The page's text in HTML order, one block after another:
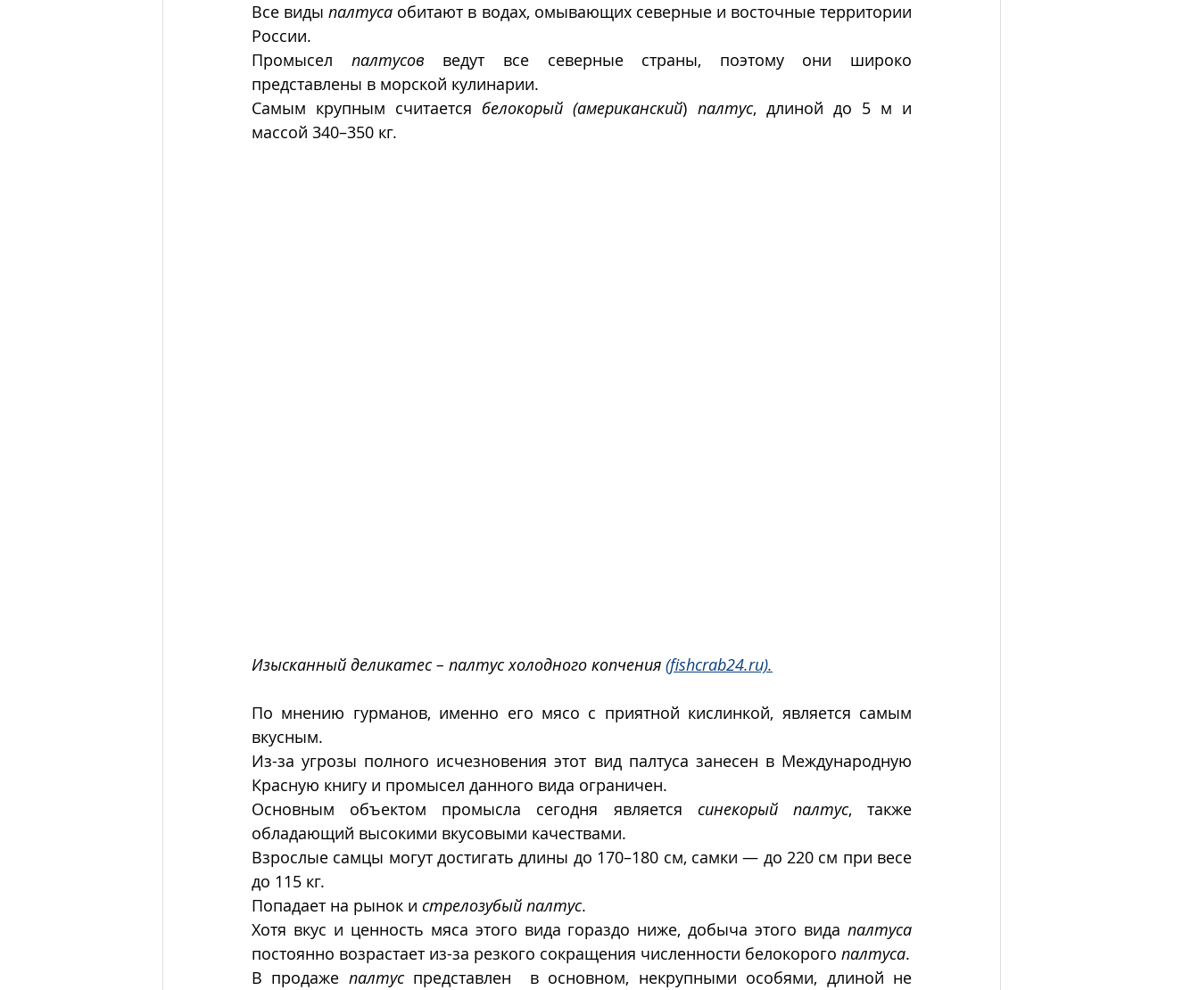
Все виды палтуса обитают в водах, омывающих северные и восточные территории
России.
Промысел палтусов ведут все северные страны, поэтому они широко
представлены в морской кулинарии.
Самым крупным считается белокорый (американский) палтус, длиной до 5 м и
массой 340–350 кг.
Изысканный деликатес – палтус холодного копчения (fishcrab24.ru).
По мнению гурманов, именно его мясо с приятной кислинкой, является самым
вкусным.
Из-за угрозы полного исчезновения этот вид палтуса занесен в Международную
Красную книгу и промысел данного вида ограничен.
Основным объектом промысла сегодня является синекорый палтус, также
обладающий высокими вкусовыми качествами.
Взрослые самцы могут достигать длины до 170–180 см, самки — до 220 см при весе
до 115 кг.
Попадает на рынок и стрелозубый палтус.
Хотя вкус и ценность мяса этого вида гораздо ниже, добыча этого вида палтуса
постоянно возрастает из-за резкого сокращения численности белокорого палтуса.
В продаже палтус представлен  в основном, некрупными особями, длиной не